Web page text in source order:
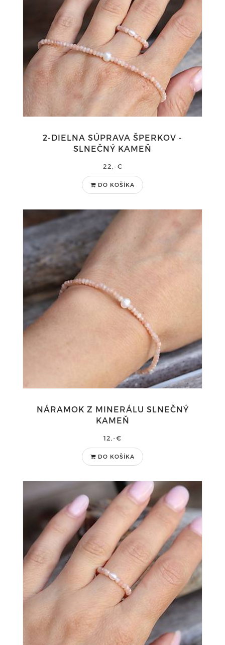
2-DIELNA SÚPRAVA ŠPERKOV -
SLNEČNÝ KAMEŇ
22,-€
DO KOŠÍKA
NÁRAMOK Z MINERÁLU SLNEČNÝ
KAMEŇ
12,-€
DO KOŠÍKA